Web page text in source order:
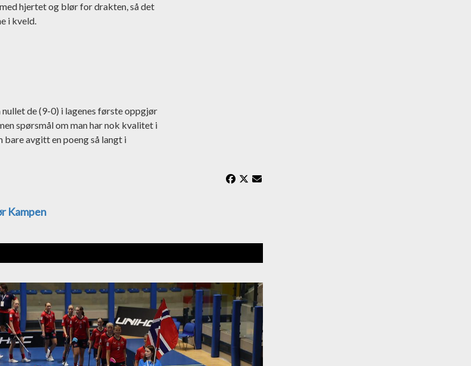
hjertet og blør for drakten, så det
i kveld.
de (9-0) i lagenes første oppgjør
spørsmål om man har nok kvalitet i
avgitt en poeng så langt i
Kampen